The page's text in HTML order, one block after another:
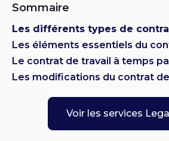
Sommaire
Les différents types de
Les éléments essentiels du
Le contrat de travail à temps
Les modifications du contrat
Voir les services